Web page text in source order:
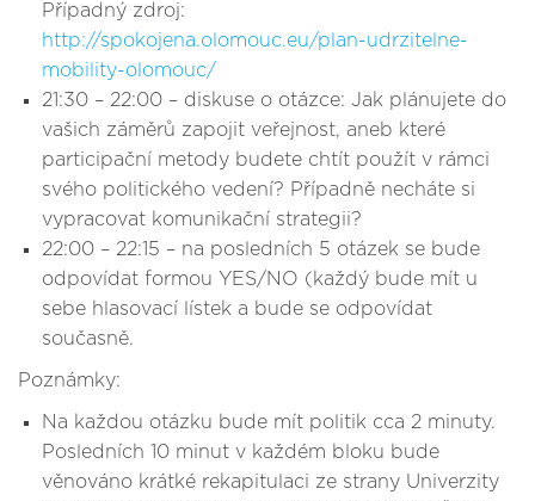
Případný zdroj:
http://spokojena.olomouc.eu/plan-udrzitelne-
mobility-olomouc/
21:30 – 22:00 – diskuse o otázce: Jak plánujete do
vašich záměrů zapojit veřejnost, aneb které
participační metody budete chtít použít v rámci
svého politického vedení? Případně necháte si
vypracovat komunikační strategii?
22:00 – 22:15 – na posledních 5 otázek se bude
odpovídat formou YES/NO (každý bude mít u
sebe hlasovací lístek a bude se odpovídat
současně.
Poznámky:
Na každou otázku bude mít politik cca 2 minuty.
Posledních 10 minut v každém bloku bude
věnováno krátké rekapitulaci ze strany Univerzity